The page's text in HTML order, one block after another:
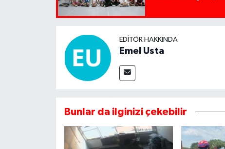
EDITÖR HAKKINDA
Emel Usta
Bunlar da ilginizi çekebilir